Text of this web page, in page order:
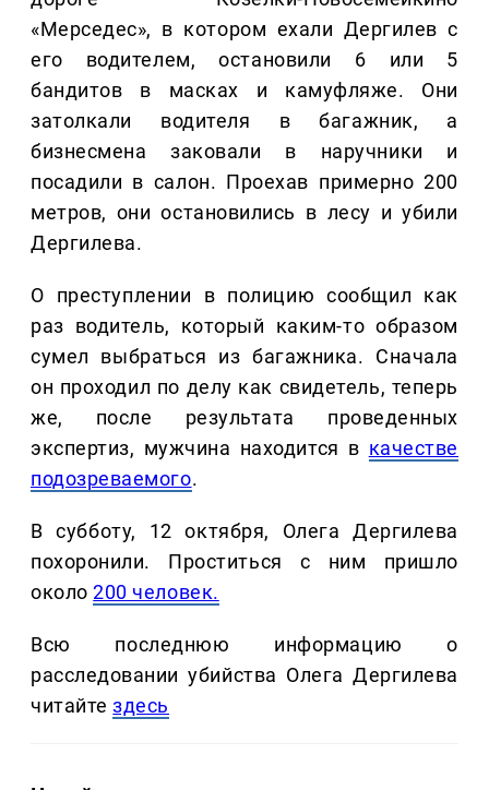
«Мерседес», в котором ехали Дергилев с
его водителем, остановили 6 или 5
бандитов в масках и камуфляже. Они
затолкали водителя в багажник, а
бизнесмена заковали в наручники и
посадили в салон. Проехав примерно 200
метров, они остановились в лесу и убили
Дергилева.
О преступлении в полицию сообщил как
раз водитель, который каким-то образом
сумел выбраться из багажника. Сначала
он проходил по делу как свидетель, теперь
же, после результата проведенных
экспертиз, мужчина находится в качестве
подозреваемого.
В субботу, 12 октября, Олега Дергилева
похоронили. Проститься с ним пришло
около200 человек.
Всю последнюю информацию о
расследовании убийства Олега Дергилева
читайтездесь